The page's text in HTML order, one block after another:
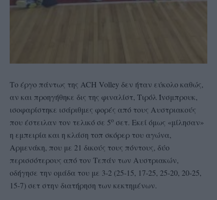
Το έργο πάντως της ACH Volley δεν ήταν εύκολο καθώς,
αν και προηγήθηκε δις της φιναλίστ, Τιρόλ Ίνσμπρουκ,
ισοφαρίστηκε ισάριθμες φορές από τους Αυστριακούς
που έστειλαν τον τελικό σε 5ο σετ. Εκεί όμως «μίλησαν»
η εμπειρία και η κλάση τοπ σκόρερ του αγώνα,
Αρμενάκη, που με 21 δικούς τους πόντους, δύο
περισσότερους από τον Τεπάν των Αυστριακών,
οδήγησε την ομάδα του με 3-2 (25-15, 17-25, 25-20, 20-25,
15-7) σετ στην διατήρηση των κεκτημένων.